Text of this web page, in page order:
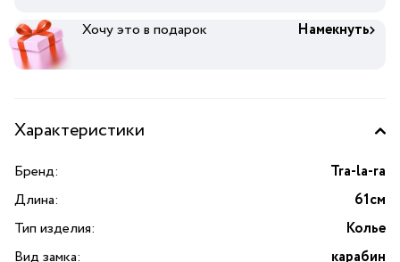
Хочу это в подарок Намекнуть
Характеристики
Бренд:
Tra-la-ra
Длина:
61см
Тип изделия:
Колье
Вид замка:
карабин